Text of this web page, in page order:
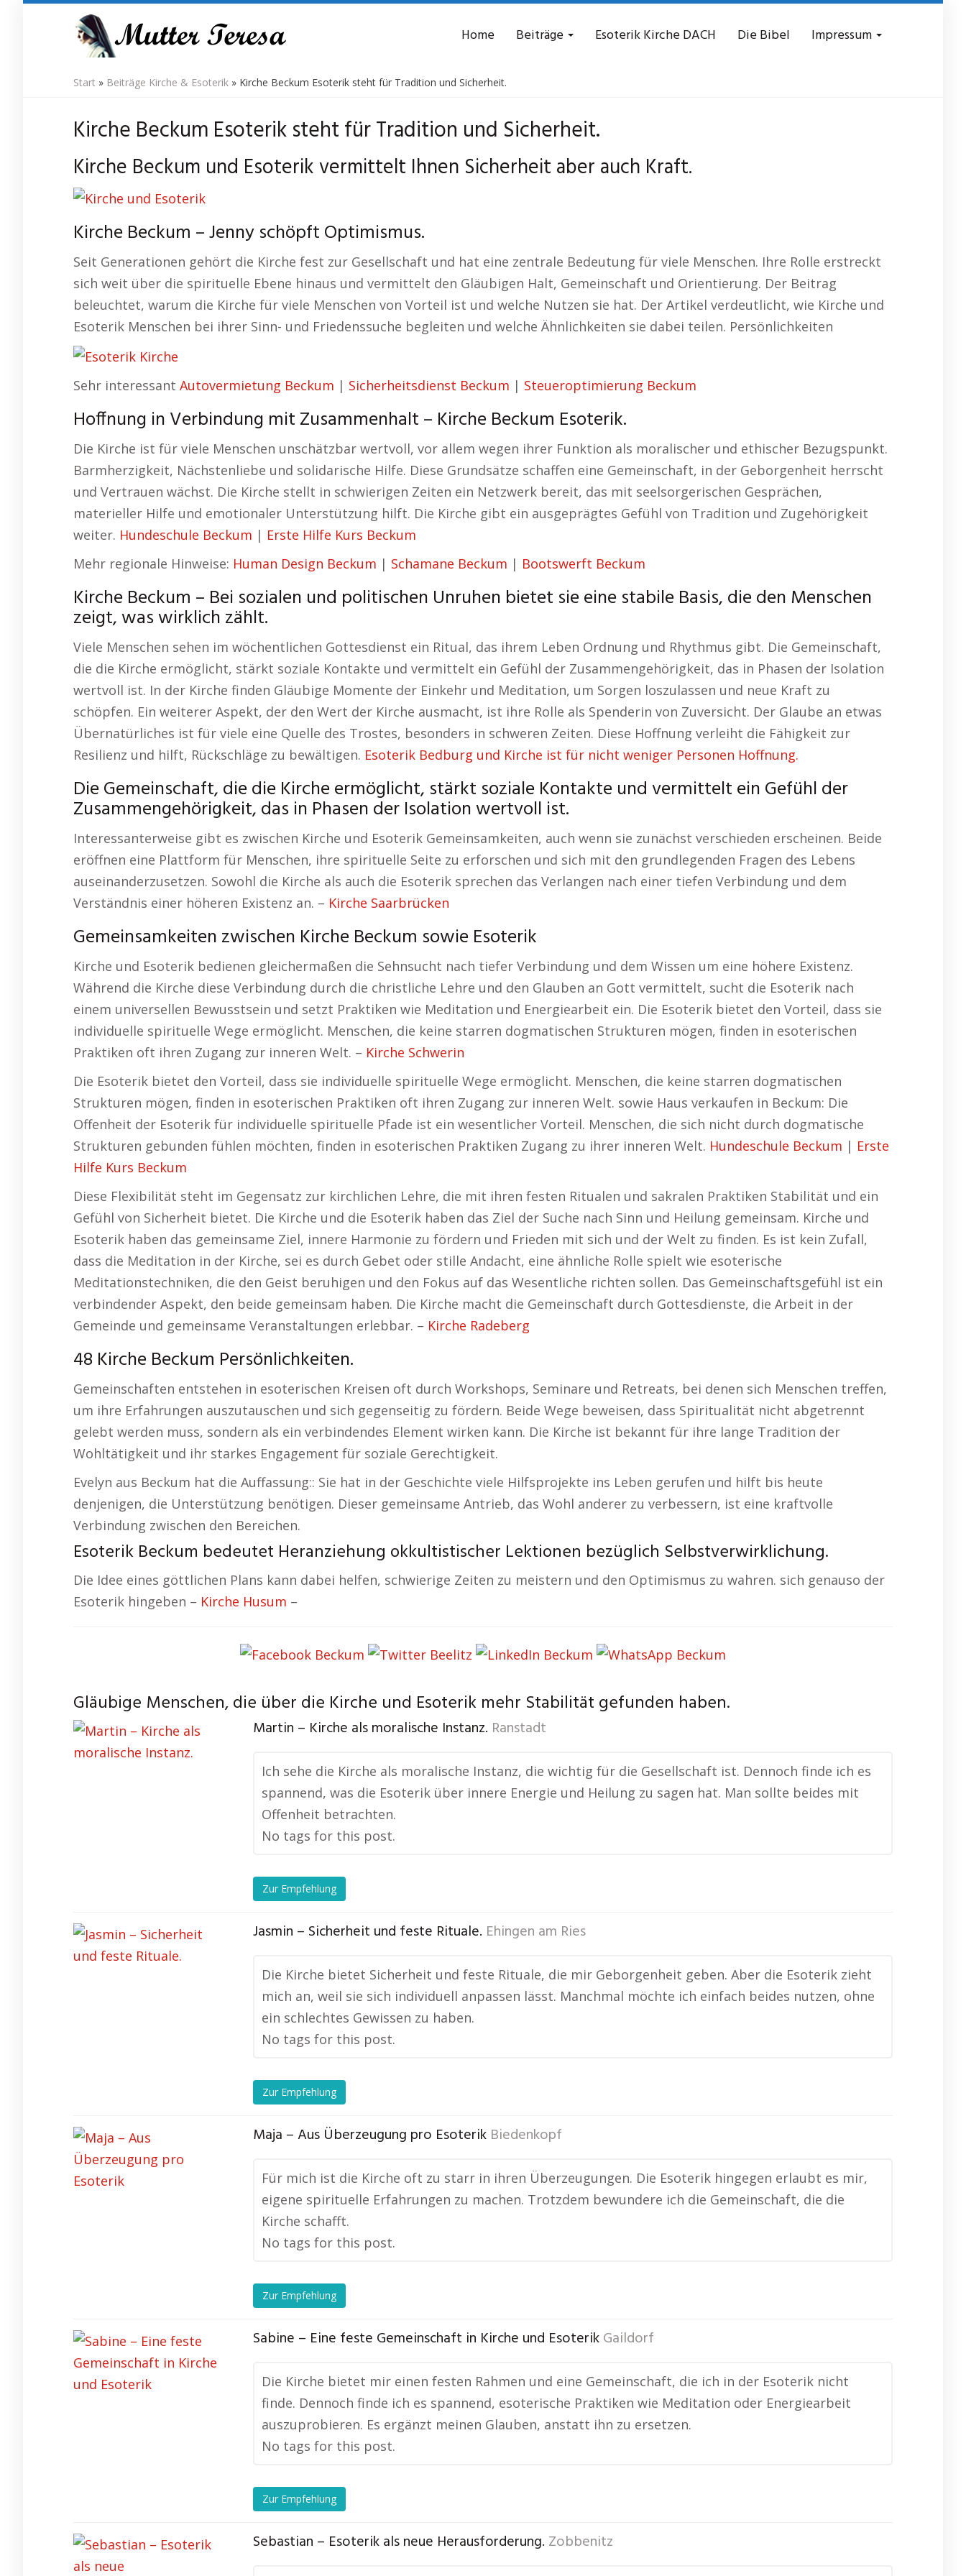
Home Beiträge Esoterik Kirche DACH Die Bibel Impressum
Start » Beiträge Kirche & Esoterik » Kirche Beckum Esoterik steht für Tradition und Sicherheit.
Kirche Beckum Esoterik steht für Tradition und Sicherheit.
Kirche Beckum und Esoterik vermittelt Ihnen Sicherheit aber auch Kraft.
Kirche Beckum – Jenny schöpft Optimismus.
Seit Generationen gehört die Kirche fest zur Gesellschaft und hat eine zentrale Bedeutung für viele Menschen. Ihre Rolle erstreckt
sich weit über die spirituelle Ebene hinaus und vermittelt den Gläubigen Halt, Gemeinschaft und Orientierung. Der Beitrag
beleuchtet, warum die Kirche für viele Menschen von Vorteil ist und welche Nutzen sie hat. Der Artikel verdeutlicht, wie Kirche und
Esoterik Menschen bei ihrer Sinn- und Friedenssuche begleiten und welche Ähnlichkeiten sie dabei teilen. Persönlichkeiten
Sehr interessant Autovermietung Beckum | Sicherheitsdienst Beckum | Steueroptimierung Beckum
Hoffnung in Verbindung mit Zusammenhalt – Kirche Beckum Esoterik.
Die Kirche ist für viele Menschen unschätzbar wertvoll, vor allem wegen ihrer Funktion als moralischer und ethischer Bezugspunkt.
Barmherzigkeit, Nächstenliebe und solidarische Hilfe. Diese Grundsätze schaffen eine Gemeinschaft, in der Geborgenheit herrscht
und Vertrauen wächst. Die Kirche stellt in schwierigen Zeiten ein Netzwerk bereit, das mit seelsorgerischen Gesprächen,
materieller Hilfe und emotionaler Unterstützung hilft. Die Kirche gibt ein ausgeprägtes Gefühl von Tradition und Zugehörigkeit
weiter. Hundeschule Beckum | Erste Hilfe Kurs Beckum
Mehr regionale Hinweise: Human Design Beckum | Schamane Beckum | Bootswerft Beckum
Kirche Beckum – Bei sozialen und politischen Unruhen bietet sie eine stabile Basis, die den Menschen
zeigt, was wirklich zählt.
Viele Menschen sehen im wöchentlichen Gottesdienst ein Ritual, das ihrem Leben Ordnung und Rhythmus gibt. Die Gemeinschaft,
die die Kirche ermöglicht, stärkt soziale Kontakte und vermittelt ein Gefühl der Zusammengehörigkeit, das in Phasen der Isolation
wertvoll ist. In der Kirche finden Gläubige Momente der Einkehr und Meditation, um Sorgen loszulassen und neue Kraft zu
schöpfen. Ein weiterer Aspekt, der den Wert der Kirche ausmacht, ist ihre Rolle als Spenderin von Zuversicht. Der Glaube an etwas
Übernatürliches ist für viele eine Quelle des Trostes, besonders in schweren Zeiten. Diese Hoffnung verleiht die Fähigkeit zur
Resilienz und hilft, Rückschläge zu bewältigen. Esoterik Bedburg und Kirche ist für nicht weniger Personen Hoffnung.
Die Gemeinschaft, die die Kirche ermöglicht, stärkt soziale Kontakte und vermittelt ein Gefühl der
Zusammengehörigkeit, das in Phasen der Isolation wertvoll ist.
Interessanterweise gibt es zwischen Kirche und Esoterik Gemeinsamkeiten, auch wenn sie zunächst verschieden erscheinen. Beide
eröffnen eine Plattform für Menschen, ihre spirituelle Seite zu erforschen und sich mit den grundlegenden Fragen des Lebens
auseinanderzusetzen. Sowohl die Kirche als auch die Esoterik sprechen das Verlangen nach einer tiefen Verbindung und dem
Verständnis einer höheren Existenz an. – Kirche Saarbrücken
Gemeinsamkeiten zwischen Kirche Beckum sowie Esoterik
Kirche und Esoterik bedienen gleichermaßen die Sehnsucht nach tiefer Verbindung und dem Wissen um eine höhere Existenz.
Während die Kirche diese Verbindung durch die christliche Lehre und den Glauben an Gott vermittelt, sucht die Esoterik nach
einem universellen Bewusstsein und setzt Praktiken wie Meditation und Energiearbeit ein. Die Esoterik bietet den Vorteil, dass sie
individuelle spirituelle Wege ermöglicht. Menschen, die keine starren dogmatischen Strukturen mögen, finden in esoterischen
Praktiken oft ihren Zugang zur inneren Welt. – Kirche Schwerin
Die Esoterik bietet den Vorteil, dass sie individuelle spirituelle Wege ermöglicht. Menschen, die keine starren dogmatischen
Strukturen mögen, finden in esoterischen Praktiken oft ihren Zugang zur inneren Welt. sowie Haus verkaufen in Beckum: Die
Offenheit der Esoterik für individuelle spirituelle Pfade ist ein wesentlicher Vorteil. Menschen, die sich nicht durch dogmatische
Strukturen gebunden fühlen möchten, finden in esoterischen Praktiken Zugang zu ihrer inneren Welt. Hundeschule Beckum | Erste
Hilfe Kurs Beckum
Diese Flexibilität steht im Gegensatz zur kirchlichen Lehre, die mit ihren festen Ritualen und sakralen Praktiken Stabilität und ein
Gefühl von Sicherheit bietet. Die Kirche und die Esoterik haben das Ziel der Suche nach Sinn und Heilung gemeinsam. Kirche und
Esoterik haben das gemeinsame Ziel, innere Harmonie zu fördern und Frieden mit sich und der Welt zu finden. Es ist kein Zufall,
dass die Meditation in der Kirche, sei es durch Gebet oder stille Andacht, eine ähnliche Rolle spielt wie esoterische
Meditationstechniken, die den Geist beruhigen und den Fokus auf das Wesentliche richten sollen. Das Gemeinschaftsgefühl ist ein
verbindender Aspekt, den beide gemeinsam haben. Die Kirche macht die Gemeinschaft durch Gottesdienste, die Arbeit in der
Gemeinde und gemeinsame Veranstaltungen erlebbar. – Kirche Radeberg
48 Kirche Beckum Persönlichkeiten.
Gemeinschaften entstehen in esoterischen Kreisen oft durch Workshops, Seminare und Retreats, bei denen sich Menschen treffen,
um ihre Erfahrungen auszutauschen und sich gegenseitig zu fördern. Beide Wege beweisen, dass Spiritualität nicht abgetrennt
gelebt werden muss, sondern als ein verbindendes Element wirken kann. Die Kirche ist bekannt für ihre lange Tradition der
Wohltätigkeit und ihr starkes Engagement für soziale Gerechtigkeit.
Evelyn aus Beckum hat die Auffassung:: Sie hat in der Geschichte viele Hilfsprojekte ins Leben gerufen und hilft bis heute
denjenigen, die Unterstützung benötigen. Dieser gemeinsame Antrieb, das Wohl anderer zu verbessern, ist eine kraftvolle
Verbindung zwischen den Bereichen.
Esoterik Beckum bedeutet Heranziehung okkultistischer Lektionen bezüglich Selbstverwirklichung.
Die Idee eines göttlichen Plans kann dabei helfen, schwierige Zeiten zu meistern und den Optimismus zu wahren. sich genauso der
Esoterik hingeben – Kirche Husum –
Gläubige Menschen, die über die Kirche und Esoterik mehr Stabilität gefunden haben.
Martin – Kirche als moralische Instanz. Ranstadt
Ich sehe die Kirche als moralische Instanz, die wichtig für die Gesellschaft ist. Dennoch finde ich es
spannend, was die Esoterik über innere Energie und Heilung zu sagen hat. Man sollte beides mit
Offenheit betrachten.
No tags for this post.
Zur Empfehlung
Jasmin – Sicherheit und feste Rituale. Ehingen am Ries
Die Kirche bietet Sicherheit und feste Rituale, die mir Geborgenheit geben. Aber die Esoterik zieht
mich an, weil sie sich individuell anpassen lässt. Manchmal möchte ich einfach beides nutzen, ohne
ein schlechtes Gewissen zu haben.
No tags for this post.
Zur Empfehlung
Maja – Aus Überzeugung pro Esoterik Biedenkopf
Für mich ist die Kirche oft zu starr in ihren Überzeugungen. Die Esoterik hingegen erlaubt es mir,
eigene spirituelle Erfahrungen zu machen. Trotzdem bewundere ich die Gemeinschaft, die die
Kirche schafft.
No tags for this post.
Zur Empfehlung
Sabine – Eine feste Gemeinschaft in Kirche und EsoterikGaildorf
Die Kirche bietet mir einen festen Rahmen und eine Gemeinschaft, die ich in der Esoterik nicht
finde. Dennoch finde ich es spannend, esoterische Praktiken wie Meditation oder Energiearbeit
auszuprobieren. Es ergänzt meinen Glauben, anstatt ihn zu ersetzen.
No tags for this post.
Zur Empfehlung
Sebastian – Esoterik als neue Herausforderung. Zobbenitz